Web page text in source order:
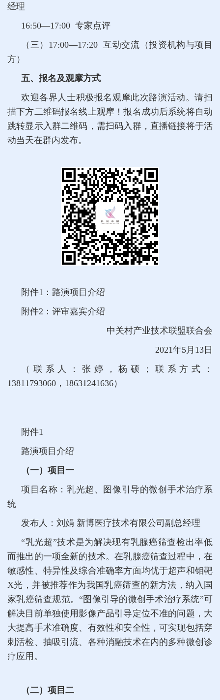
经理
16:50—17:00 专家点评
（三）17:00—17:20 互动交流（投资机构与项目
方）
五、报名及观摩方式
欢迎各界人士积极报名观摩此次路演活动。请扫
描下方二维码报名线上观摩！报名成功后系统将自动
跳转显示入群二维码，需扫码入群，直播链接将于活
动当天在群内发布。
附件1：路演项目介绍
附件2：评审嘉宾介绍
中关村产业技术联盟联合会
2021年5月13日
（联系人：张婷，杨硕；联系方式：
13811793060，18631241636）
附件1
路演项目介绍
（一）项目一
项目名称：乳光超、图像引导的微创手术治疗系
统
发布人：刘娟 新博医疗技术有限公司副总经理
“乳光超”技术是为解决现有乳腺癌筛查检出率低
而推出的一项全新的技术。在乳腺癌筛查过程中，在
敏感性、特异性及综合准确率方面均优于超声和钼靶
X光，并被推荐作为我国乳癌筛查的新方法，纳入国
家乳癌筛查规范。“图像引导的微创手术治疗系统”可
解决目前单独使用影像产品引导定位不准的问题，大
大提高手术准确度、有效性和安全性，可实现包括穿
刺活检、抽吸引流、各种消融技术在内的多种微创诊
疗应用。
（二）项目二